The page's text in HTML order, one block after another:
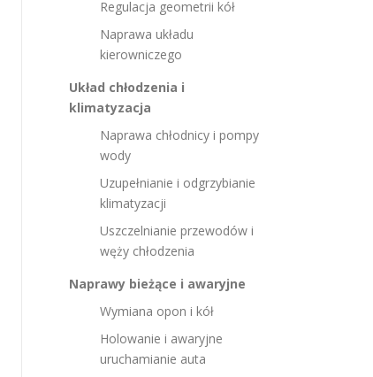
Regulacja geometrii kół
Naprawa układu
kierowniczego
Układ chłodzenia i
klimatyzacja
Naprawa chłodnicy i pompy
wody
Uzupełnianie i odgrzybianie
klimatyzacji
Uszczelnianie przewodów i
węży chłodzenia
Naprawy bieżące i awaryjne
Wymiana opon i kół
Holowanie i awaryjne
uruchamianie auta